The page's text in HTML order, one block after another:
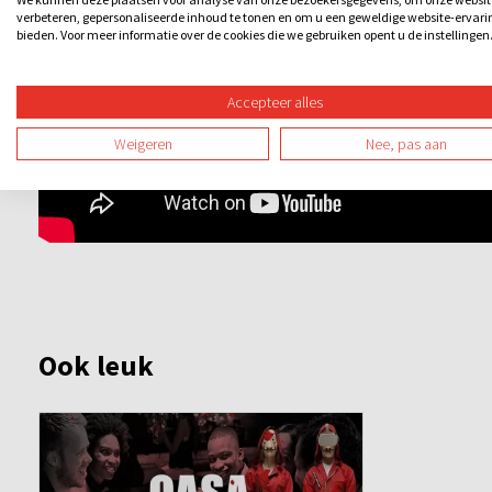
Ook leuk
verbeteren, gepersonaliseerde inhoud te tonen en om u een geweldige website-
bieden. Voor meer informatie over de cookies die we gebruiken opent u de instellingen.
Accepteer alles
Weigeren Nee, pas aan